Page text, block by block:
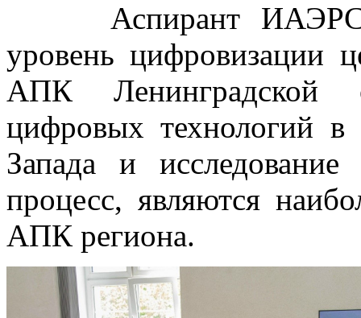
Аспирант ИАЭРСТ
уровень цифровизации
АПК Ленинградской
цифровых технологий
Запада и
процесс, являются
АПК региона.